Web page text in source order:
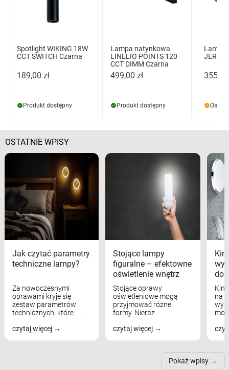
Spotlight WIKING 18W
CCT SWITCH Czarna
189,00 zł
Produkt dostępny
Lampa natynkowa
LINELIO POINTS 120
CCT DIMM Czarna
499,00 zł
Produkt dostępny
Lampa
JERRY
355,00
OSTATNIE WPISY
Jak czytać parametry
techniczne lampy?
Za nowoczesnymi
oprawami kryje się
zestaw parametrów
technicznych, które
bezpośrednio wpływają
na komfort widzenia,
czytaj więcej
Stojące lampy
figuralne – efektowne
oświetlenie wnętrz
Stojące oprawy
oświetleniowe mogą
przyjmować różne
formy. Nieraz
wspominaliśmy już
modele na łukowych
nich może przydać się w
czytaj więcej
na
Pokaż wpisy